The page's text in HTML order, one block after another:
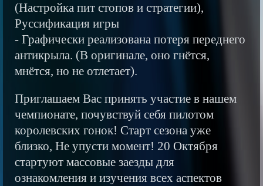
(Настройка пит стопов и стратегии),
Руссификация игры
- Графически реализована потеря переднего
антикрыла. (В оригинале, оно гнётся,
мнётся, но не отлетает).
Приглашаем Вас принять участие в нашем
чемпионате, почувствуй себя пилотом
королевских гонок! Старт сезона уже
близко, Не упусти момент! 20 Октября
стартуют массовые заезды для
ознакомления и изучения всех аспектов